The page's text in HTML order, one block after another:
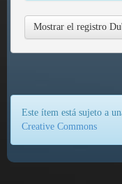
Mostrar el registro
Este ítem está sujeto a
Creative Commons